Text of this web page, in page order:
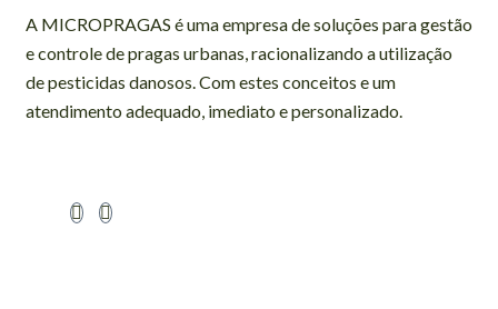
A MICROPRAGAS é uma empresa de soluções para gestão
e controle de pragas urbanas, racionalizando a utilização
de pesticidas danosos. Com estes conceitos e um
atendimento adequado, imediato e personalizado.